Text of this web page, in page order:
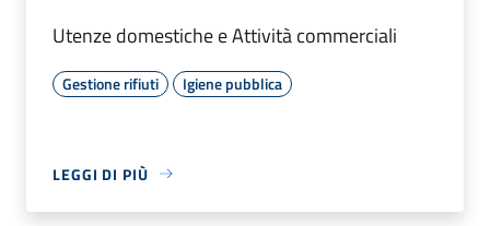
Utenze domestiche e Attività commerciali
Gestione rifiuti Igiene pubblica
LEGGI DI PIÙ